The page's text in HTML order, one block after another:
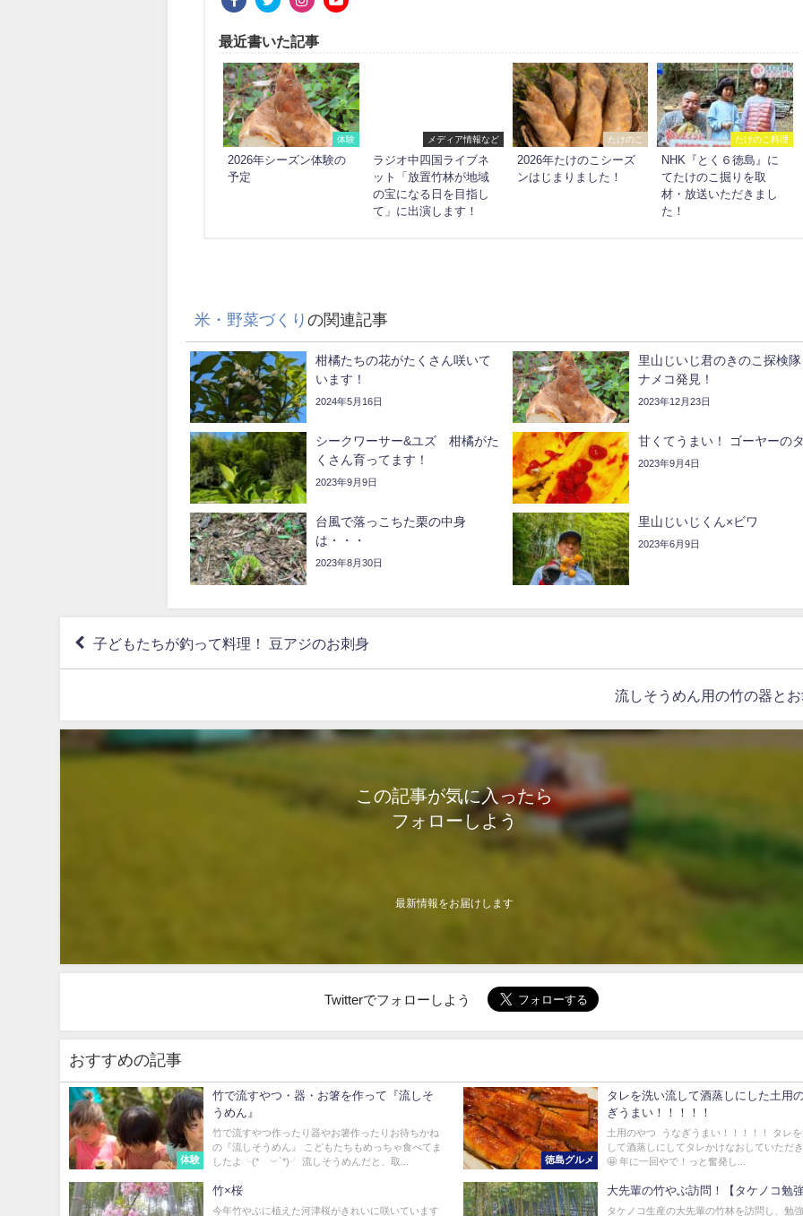
最近書いた記事
体験
2026年シーズン体験の
予定
メディア情報など
ラジオ中四国ライブネ
ット「放置竹林が地域
の宝になる日を目指し
て」に出演します！
たけのこ
2026年たけのこシーズ
ンはじまりました！
たけのこ料理
NHK『とく６徳島』に
てたけのこ掘りを取
材・放送いただきまし
た！
米・野菜づくりの関連記事
柑橘たちの花がたくさん咲いて
います！
2024年5月16日
里山じいじ君のきのこ探検
ナメコ発見！
2023年12月23日
シークワーサー&ユズ 柑橘がた
くさん育ってます！
2023年9月9日
甘くてうまい！ ゴーヤーの
2023年9月4日
台風で落っこちた栗の中身
は・・・
2023年8月30日
里山じいじくん️×ビワ
2023年6月9日
子どもたちが釣って料理！ 豆アジのお刺身
流しそうめん用の竹の器と
この記事が気に入ったら
フォローしよう
最新情報をお届けします
Twitterでフォローしよう
おすすめの記事
体験
竹で流すやつ・器・お箸を作って『流しそ
うめん』
竹で流すやつ作ったり器やお箸作ったりお待ちかね
の『流しそうめん』 こどもたちもめっちゃ食べてま
したよ╰(*´︶`*)╯ 流しそうめんだと、取...
徳島グルメ
タレを洗い流して酒蒸しにした土用
ぎうまい！！！！！
土用のやつ うなぎうまい！！！！！ タレ
して酒蒸しにしてタレかけなおしていただ
🤩 年に一回やで！っと奮発し...
竹×桜
今年竹やぶに植えた河津桜がきれいに咲いています
大先輩の竹やぶ訪問！【タケノコ勉
タケノコ生産の大先輩の竹林を訪問し、勉